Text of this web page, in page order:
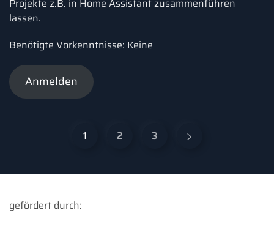
Projekte z.B. in Home Assistant zusammenführen
lassen.
Benötigte Vorkenntnisse: Keine
Anmelden
1 2 3
gefördert durch: